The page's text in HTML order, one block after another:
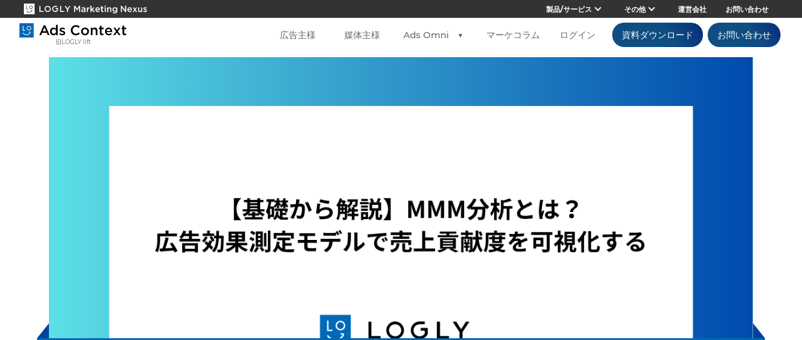
製品/サービス その他 運営会社 お問い合わせ
旧LOGLY lift
広告主様 媒体主様 Ads Omni ▼ マーケコラム ログイン 資料ダウンロード お問い合わせ